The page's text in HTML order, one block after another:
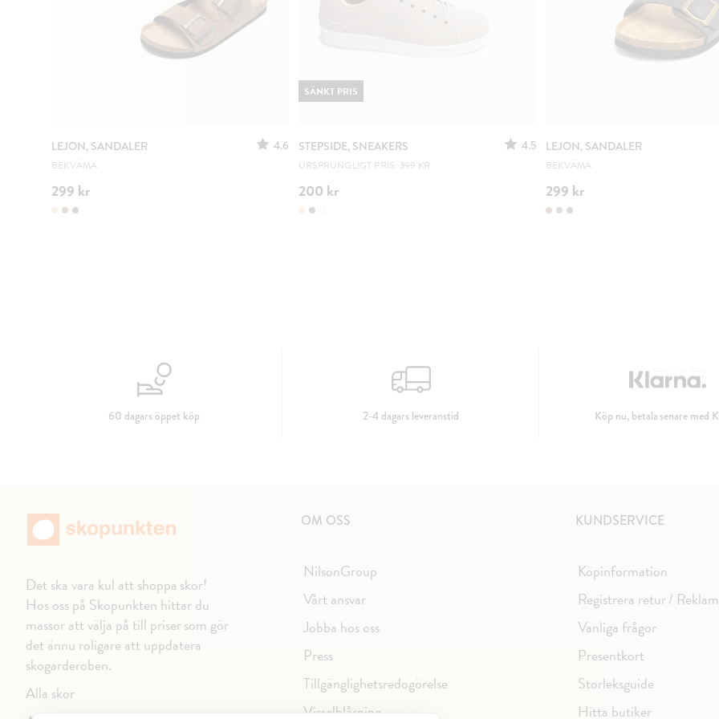
LEJON, SANDALER 4.6
BEKVÄMA
299 kr
STEPSIDE, SNEAKERS 4.5
URSPRUNGLIGT PRIS: 399 KR
200 kr
SÄNKT PRIS
LEJON, SANDALER
BEKVÄMA
299 kr
60 dagars öppet köp 2-4 dagars leveranstid Köp nu, betala senare med
Det ska vara kul att shoppa skor!
Hos oss på Skopunkten hittar du
massor att välja på till priser som gör
det ännu roligare att uppdatera
skogarderoben.
Alla skor
OM OSS
NilsonGroup
Vårt ansvar
Jobba hos oss
Press
Tillgänglighetsredogörelse
Visselblåsning
KUNDSERVICE
Köpinformation
Registrera retur /
Vanliga frågor
Presentkort
Storleksguide
Hitta butiker